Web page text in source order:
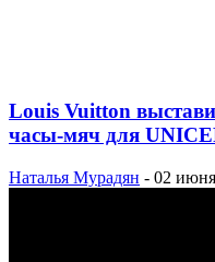
Louis Vuitton
часы-мяч для
Наталья Мурадян - 02